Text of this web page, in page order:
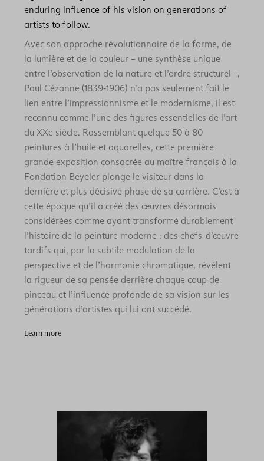
enduring influence of his vision on generations of
artists to follow.
Avec son approche révolutionnaire de la forme, de
la lumière et de la couleur – une synthèse unique
entre l’observation de la nature et l’ordre structurel –,
Paul Cézanne (1839‑1906) n’a pas seulement fait le
lien entre l’impressionnisme et le modernisme, il est
reconnu comme l’une des figures essentielles de l’art
du XXe siècle. Rassemblant quelque 50 à 80
peintures à l’huile et aquarelles, cette première
grande exposition consacrée au maître français à la
Fondation Beyeler plonge le visiteur dans la
dernière et plus décisive phase de sa carrière. C’est à
cette époque qu’il a créé des œuvres désormais
considérées comme ayant transformé durablement
l’histoire de la peinture moderne : des chefs-d’œuvre
tardifs qui, par la subtile modulation de la
perspective et de l’harmonie chromatique, révèlent
la rigueur de sa pensée derrière chaque coup de
pinceau et l’influence profonde de sa vision sur les
générations d’artistes qui lui ont succédé.
Learn more